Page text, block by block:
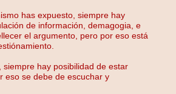
has expuesto, siempre hay
de información, demagogia, e
el argumento, pero por eso está
siempre hay posibilidad de estar
eso se debe de escuchar y